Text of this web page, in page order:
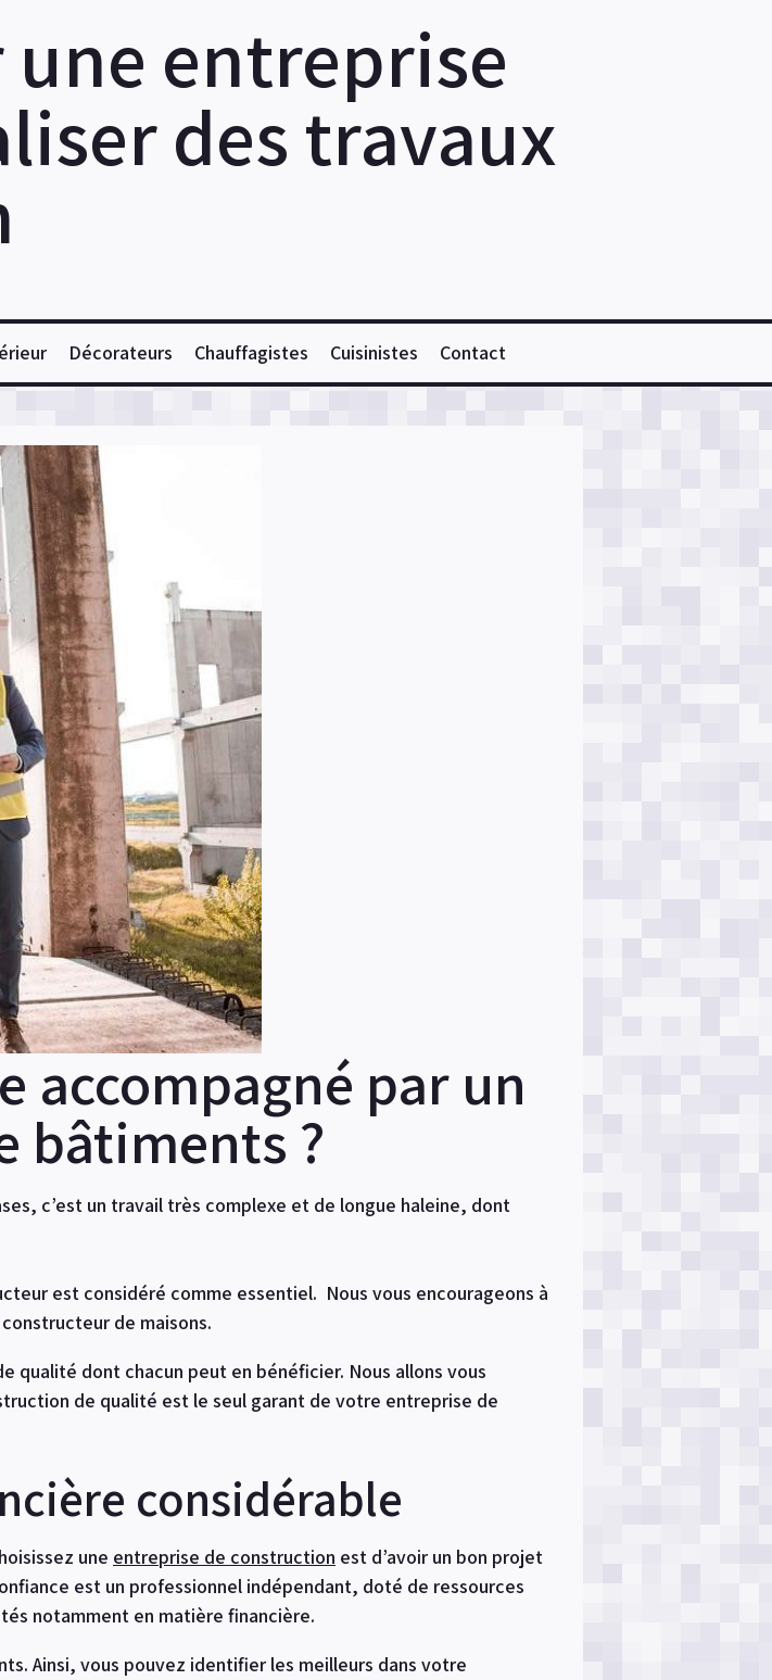
une entreprise
des travaux
Décorateurs Chauffagistes Cuisinistes Contact
accompagné par un
bâtiments ?
c’est un travail très complexe et de longue haleine, dont
est considéré comme essentiel. Nous vous encourageons à
de maisons.
qualité dont chacun peut en bénéficier. Nous allons vous
de qualité est le seul garant de votre entreprise de
considérable
une entreprise de construction est d’avoir un bon projet
est un professionnel indépendant, doté de ressources
notamment en matière financière.
Ainsi, vous pouvez identifier les meilleurs dans votre